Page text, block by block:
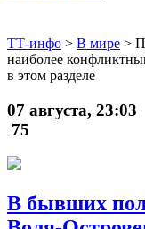
ТТ-инфо > В мире >
наиболее
в этом разделе
07 августа, 23:03
75
В бывших